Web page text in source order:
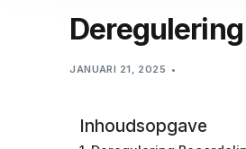
JANUARI 21, 2025
Inhoudsopgave